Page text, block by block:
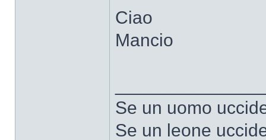
Ciao
Mancio
Se un uomo
Se un leone